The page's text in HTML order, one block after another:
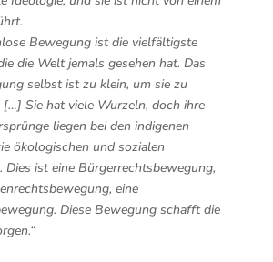
Bewegung ist die vielfältigste
die Welt jemals gesehen hat. Das
selbst ist zu klein, um sie zu
[…] Sie hat viele Wurzeln, doch ihre
liegen bei den indigenen
ökologischen und sozialen
Dies ist eine Bürgerrechtsbewegung,
eine
Diese Bewegung schafft die